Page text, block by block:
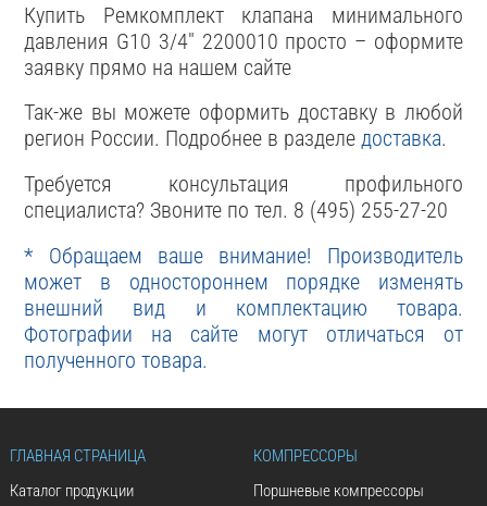
Купить Ремкомплект клапана минимального
давления G10 3/4" 2200010 просто – оформите
заявку прямо на нашем сайте
Так-же вы можете оформить доставку в любой
регион России. Подробнее в разделедоставка.
Требуется консультация профильного
специалиста? Звоните по тел. 8 (495) 255-27-20
* Обращаем ваше внимание! Производитель
может в одностороннем порядке изменять
внешний вид и комплектацию товара.
Фотографии на сайте могут отличаться от
полученного товара.
ГЛАВНАЯ СТРАНИЦА
Каталог продукции
КОМПРЕССОРЫ
Поршневые компрессоры